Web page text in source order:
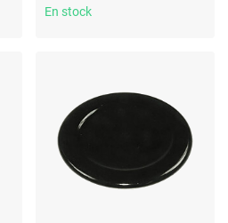
CGL601W - Couleur noire
En stock